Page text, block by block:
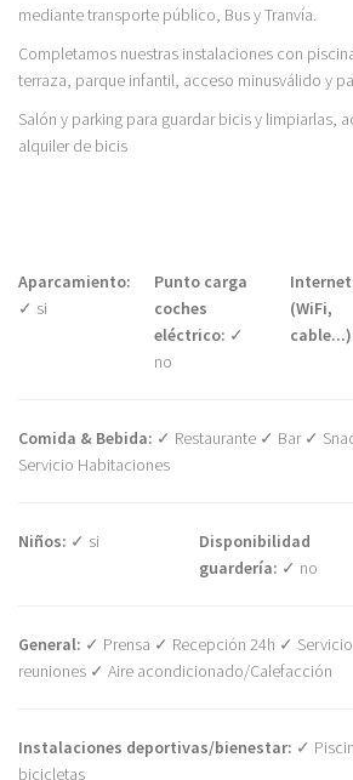
mediante transporte público, Bus y Tranvía.
Completamos nuestras instalaciones con
terraza, parque infantil, acceso minusválido y
Salón y parking para guardar bicis y limpiarlas,
alquiler de bicis
Aparcamiento:
✓ si
Punto carga
coches
eléctrico: ✓
no
(WiFi,
Comida & Bebida: ✓ Restaurante ✓ Bar ✓
Servicio Habitaciones
Niños: ✓ si
Disponibilidad
guardería: ✓ no
General: ✓ Prensa ✓ Recepción 24h ✓
reuniones ✓ Aire acondicionado/Calefacción
Instalaciones deportivas/bienestar: ✓
bicicletas